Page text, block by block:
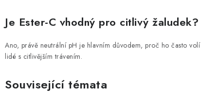
Je Ester-C vhodný pro citlivý žaludek?
Ano, právě neutrální pH je hlavním důvodem, proč ho často volí
lidé s citlivějším trávením.
Související témata